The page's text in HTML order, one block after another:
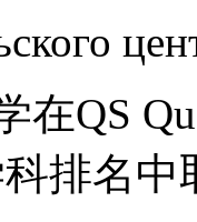
在QS
排名中